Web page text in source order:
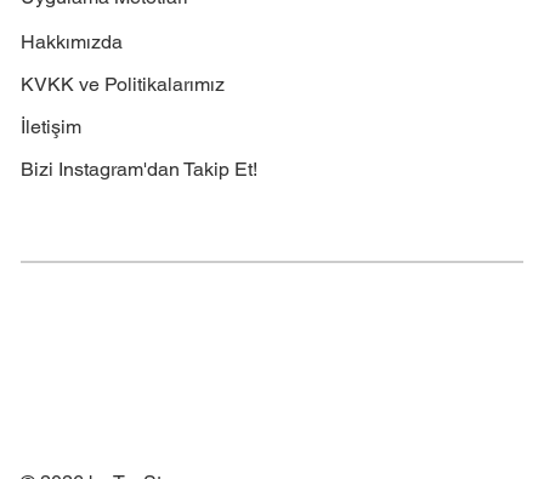
Hakkımızda
KVKK ve Politikalarımız
İletişim
Bizi Instagram'dan Takip Et!